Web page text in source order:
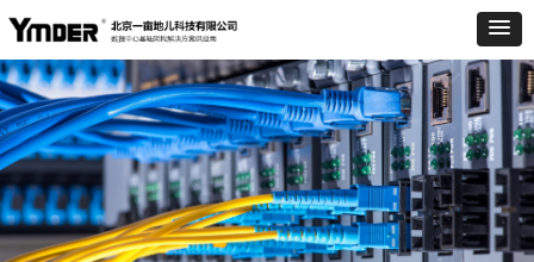
Control Render
ControlType:productSlideBind Error:未将对象引用设置到对象的实例。